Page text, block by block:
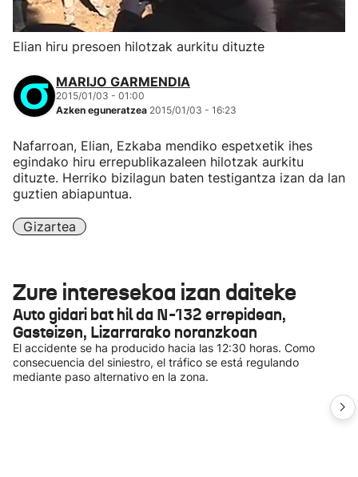
Elian hiru presoen hilotzak aurkitu dituzte
MARIJO GARMENDIA
2015/01/03 - 01:00
Azken eguneratzea 2015/01/03 - 16:23
Nafarroan, Elian, Ezkaba mendiko espetxetik ihes
egindako hiru errepublikazaleen hilotzak aurkitu
dituzte. Herriko bizilagun baten testigantza izan da lan
guztien abiapuntua.
Gizartea
Zure interesekoa izan daiteke
Auto gidari bat hil da N-132 errepidean,
Gasteizen, Lizarrarako noranzkoan
El accidente se ha producido hacia las 12:30 horas. Como
consecuencia del siniestro, el tráfico se está regulando
mediante paso alternativo en la zona.